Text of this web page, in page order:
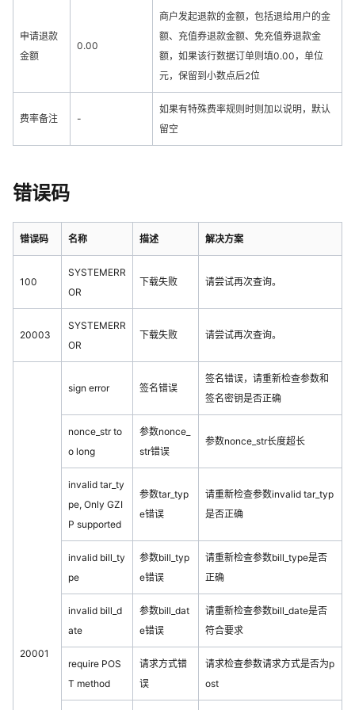
申请退款
金额
0.00
商户发起退款的金额，包括退给用户的金
额、充值券退款金额、免充值券退款金
额，如果该行数据订单则填0.00，单位
元，保留到小数点后2位
费率备注 -
如果有特殊费率规则时则加以说明，默认
留空
错误码
错误码 名称 描述 解决方案
100
SYSTEMERR
OR
下载失败 请尝试再次查询。
20003
SYSTEMERR
OR
下载失败 请尝试再次查询。
20001
sign error 签名错误
签名错误，请重新检查参数和
签名密钥是否正确
nonce_str to
o long
参数nonce_
str错误
参数nonce_str长度超长
invalid tar_ty
pe, Only GZI
P supported
参数tar_typ
e错误
请重新检查参数invalid tar_typ
是否正确
invalid bill_ty
pe
参数bill_typ
e错误
请重新检查参数bill_type是否
正确
invalid bill_d
ate
参数bill_dat
e错误
请重新检查参数bill_date是否
符合要求
require POS
T method
请求方式错
误
请求检查参数请求方式是否为p
ost